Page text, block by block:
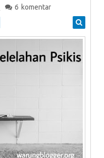
6 komentar